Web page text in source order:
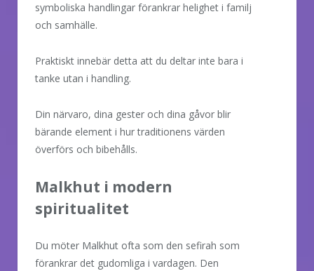
symboliska handlingar förankrar helighet i familj
och samhälle.
Praktiskt innebär detta att du deltar inte bara i
tanke utan i handling.
Din närvaro, dina gester och dina gåvor blir
bärande element i hur traditionens värden
överförs och bibehålls.
Malkhut i modern
spiritualitet
Du möter Malkhut ofta som den sefirah som
förankrar det gudomliga i vardagen. Den